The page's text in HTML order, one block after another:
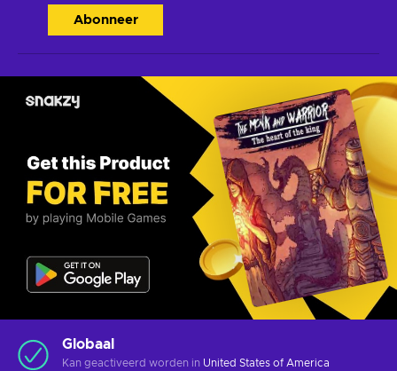
Abonneer
Globaal
Kan geactiveerd worden in United States of America